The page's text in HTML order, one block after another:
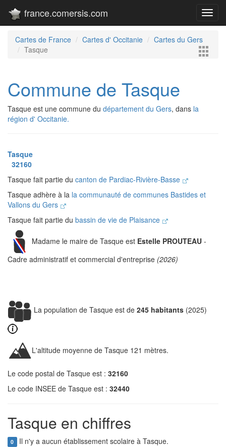
france.comersis.com
Cartes de France Cartes d' Occitanie
Cartes du Gers
Tasque
Commune de Tasque
Tasque est une commune du département du Gers, dans la
région d' Occitanie.
Tasque
32160
Tasque fait partie du canton de Pardiac-Rivière-Basse
Tasque adhère à la la communauté de communes Bastides et
Vallons du Gers
Tasque fait partie du bassin de vie de Plaisance
Madame le maire de Tasque est Estelle PROUTEAU -
Cadre administratif et commercial d'entreprise (2026)
La population de Tasque est de 245 habitants (2025)
L'altitude moyenne de Tasque 121 mètres.
Le code postal de Tasque est : 32160
Le code INSEE de Tasque est : 32440
Tasque en chiffres
0 Il n'y a aucun établissement scolaire à Tasque.